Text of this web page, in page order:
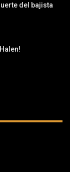
del bajista